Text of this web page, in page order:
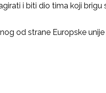
i biti dio tima koji
od strane Europske